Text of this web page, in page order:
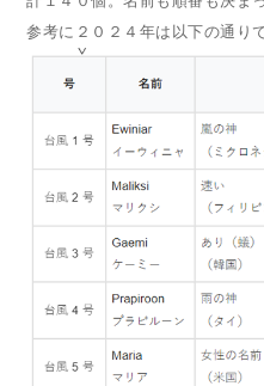
参考に２０２４年は以下の通りで